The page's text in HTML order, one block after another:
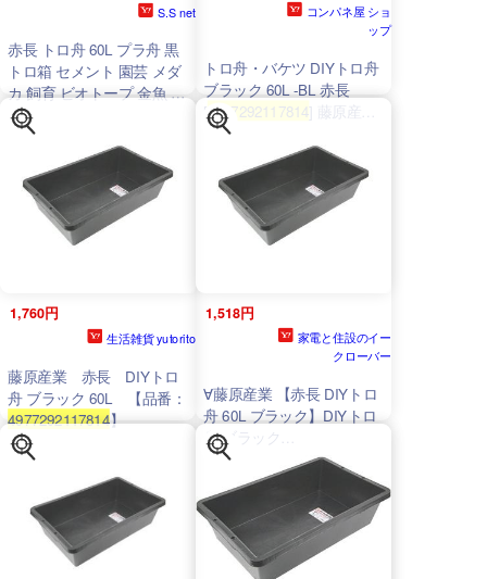
S.S net
赤長 トロ舟 60L プラ舟 黒
トロ箱 セメント 園芸 メダ
カ 飼育 ビオトープ 金魚 プ
ラ箱 タフ舟 トロブネ プラ
ブネ 大型 左官道具
コンパネ屋 ショ
ップ
トロ舟・バケツ DIYトロ舟
ブラック 60L -BL 赤長
[4977292117814] 藤原産業
メーカー直送 超PayPay祭
1,760円
生活雑貨 yutorito
藤原産業 赤長 DIYトロ
舟 ブラック 60L 【品番：
4977292117814】
1,518円
家電と住設のイー
クローバー
∀藤原産業 【赤長 DIYトロ
舟 60L ブラック】DIYトロ
舟 ブラック
4977292117814)